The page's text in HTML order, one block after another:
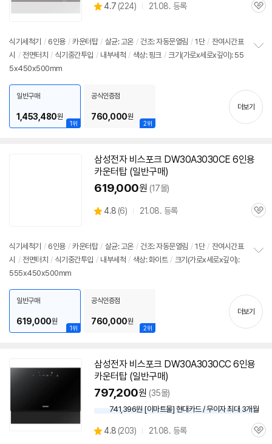
별
4.7 (상
뷰
224) 21.08. 등록
관
식기세척기 / 6인용 / 카운터탑 / 살균: 고온 / 건조: 자동문열림 / 1단 / 잔여시간표
시 / 전면터치 / 식기중간투입 / 내부세척 / 색상: 핑크 / 크기(가로x세로x깊이): 55
5x450x500mm
기
1위
일반구매
1,453,480원
2위
공식인증점
760,000원
더보기
삼성전자 비스포크 DW30A3030CE 6인용
카운터탑 (일반구매)
619,000원 (17몰)
별
4.8 (상
뷰
6) 21.08. 등록
관
식기세척기 / 6인용 / 카운터탑 / 살균: 고온 / 건조: 자동문열림 / 1단 / 잔여시간표
시 / 전면터치 / 식기중간투입 / 내부세척 / 색상: 화이트 / 크기(가로x세로x깊이):
555x450x500mm
기
1위
일반구매
619,000원
2위
공식인증점
760,000원
더보기
삼성전자 비스포크 DW30A3030CC 6인용
카운터탑 (일반구매)
797,200원 (35몰)
741,396원 [이마트몰] 현대카드 / 무이자 최대 3개월
별
4.8 (상
203) 21.08. 등록
관
동